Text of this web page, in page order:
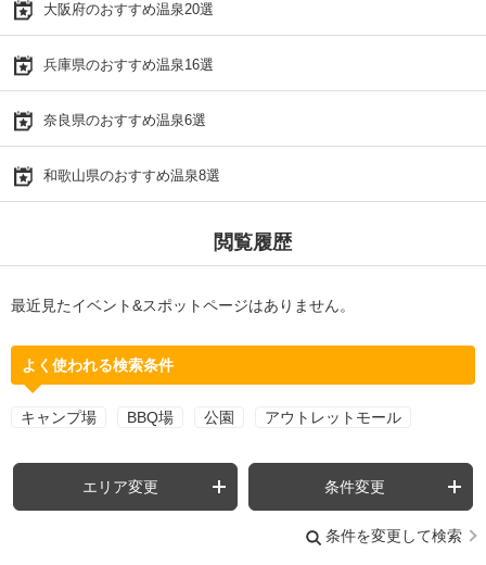
大阪府のおすすめ温泉20選
兵庫県のおすすめ温泉16選
奈良県のおすすめ温泉6選
和歌山県のおすすめ温泉8選
閲覧履歴
最近見たイベント&スポットページはありません。
よく使われる検索条件
キャンプ場 BBQ場 公園 アウトレットモール
エリア変更 条件変更
条件を変更して検索